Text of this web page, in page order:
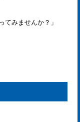
てみませんか？」